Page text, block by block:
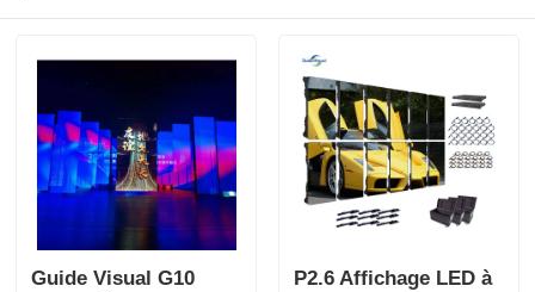
Guide Visual G10
P2.6 Affichage LED à